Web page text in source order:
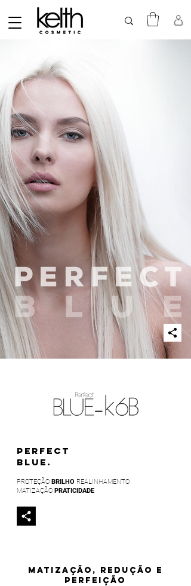
PERFECT
BLUE.
PROTEÇÃO BRILHO REALINHAMENTO
MATIZAÇÃO PRATICIDADE
MATIZAÇÃO, REDUÇÃO E
PERFEIÇÃO